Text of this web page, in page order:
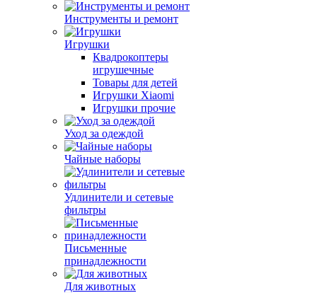
Инструменты и ремонт
Игрушки
Квадрокоптеры
игрушечные
Товары для детей
Игрушки Xiaomi
Игрушки прочие
Уход за одеждой
Чайные наборы
Удлинители и сетевые
фильтры
Письменные
принадлежности
Для животных